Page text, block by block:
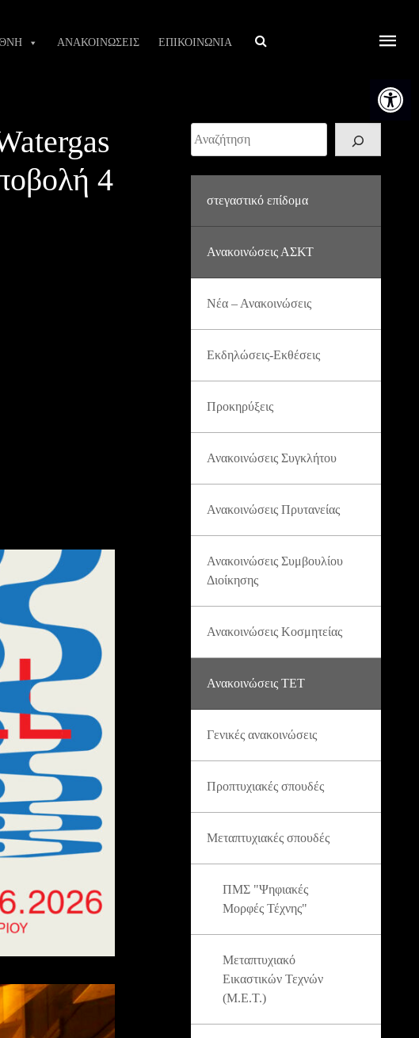
Ανοίξτε
ΑΝΑΚΟΙΝΩΣΕΙΣ ΕΠΙΚΟΙΝΩΝΙΑ Αναζήτηση
4
Αναζήτηση
στεγαστικό επίδομα
Ανακοινώσεις ΑΣΚΤ
Νέα – Ανακοινώσεις
Εκδηλώσεις-Εκθέσεις
Προκηρύξεις
Ανακοινώσεις Συγκλήτου
Ανακοινώσεις Πρυτανείας
Ανακοινώσεις Συμβουλίου
Διοίκησης
Ανακοινώσεις Κοσμητείας
Ανακοινώσεις ΤΕΤ
Γενικές ανακοινώσεις
Προπτυχιακές σπουδές
Μεταπτυχιακές σπουδές
ΠΜΣ "Ψηφιακές
Μορφές Τέχνης"
Μεταπτυχιακό
Εικαστικών Τεχνών
(Μ.Ε.Τ.)